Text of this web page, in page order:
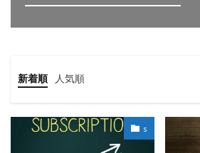
新着順 人気順
s